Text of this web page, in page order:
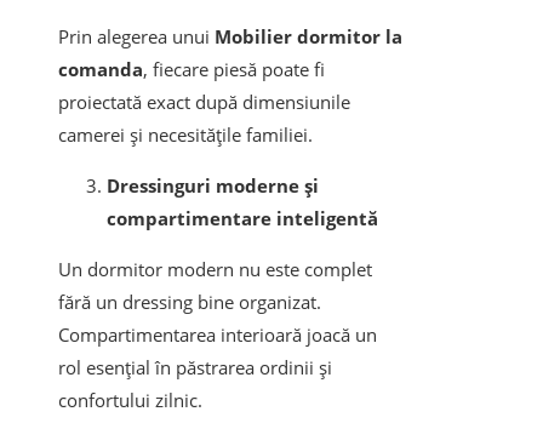
Prin alegerea unui Mobilier dormitor la
comanda, fiecare piesă poate fi
proiectată exact după dimensiunile
camerei și necesitățile familiei.
Dressinguri moderne și
compartimentare inteligentă
Un dormitor modern nu este complet
fără un dressing bine organizat.
Compartimentarea interioară joacă un
rol esențial în păstrarea ordinii și
confortului zilnic.